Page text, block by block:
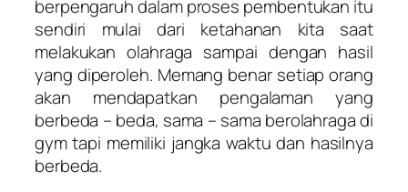
berpengaruh dalam proses pembentukan itu
sendiri mulai dari ketahanan kita saat
melakukan olahraga sampai dengan hasil
yang diperoleh. Memang benar setiap orang
akan mendapatkan pengalaman yang
berbeda – beda, sama – sama berolahraga di
gym tapi memiliki jangka waktu dan hasilnya
berbeda.